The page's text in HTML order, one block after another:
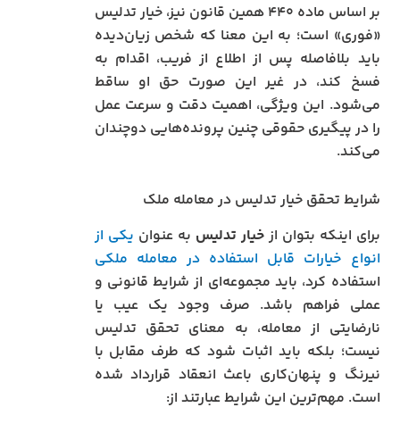
بر اساس ماده ۴۴۰ همین قانون نیز، خیار تدلیس
«فوری» است؛ به این معنا که شخص زیان‌دیده
باید بلافاصله پس از اطلاع از فریب، اقدام به
فسخ کند، در غیر این صورت حق او ساقط
می‌شود. این ویژگی، اهمیت دقت و سرعت عمل
را در پیگیری حقوقی چنین پرونده‌هایی دوچندان
می‌کند.
شرایط تحقق خیار تدلیس در معامله ملک
برای اینکه بتوان ازخیار تدلیس به عنوان یکی از
انواع خیارات قابل استفاده در معامله ملکی
استفاده کرد، باید مجموعه‌ای از شرایط قانونی و
عملی فراهم باشد. صرف وجود یک عیب یا
نارضایتی از معامله، به معنای تحقق تدلیس
نیست؛ بلکه باید اثبات شود که طرف مقابل با
نیرنگ و پنهان‌کاری باعث انعقاد قرارداد شده
است. مهم‌ترین این شرایط عبارتند از: